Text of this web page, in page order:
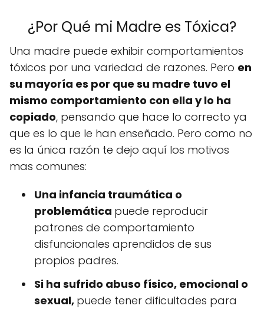
¿Por Qué mi Madre es Tóxica?
Una madre puede exhibir comportamientos
tóxicos por una variedad de razones. Pero en
su mayoría es por que su madre tuvo el
mismo comportamiento con ella y lo ha
copiado, pensando que hace lo correcto ya
que es lo que le han enseñado. Pero como no
es la única razón te dejo aquí los motivos
mas comunes:
Una infancia traumática o
problemática puede reproducir
patrones de comportamiento
disfuncionales aprendidos de sus
propios padres.
Si ha sufrido abuso físico, emocional o
sexual, puede tener dificultades para